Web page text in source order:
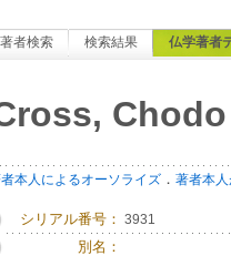
者検索 検索結果 仏学著者
Chodo
本人によるオーソライズ． 著者本人
シリアル番号： 3931
別名：